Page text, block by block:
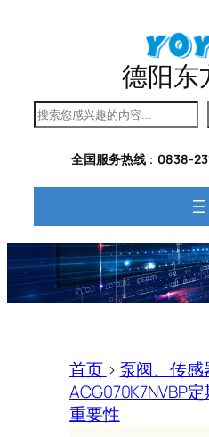
德阳东
全国服务热线： 0838-
首页 > 泵阀、传感
ACG070K7NVBP
重要性